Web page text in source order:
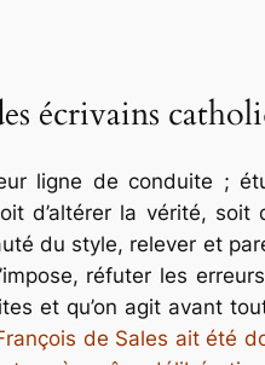
écrivains
ligne de conduite ;
d’altérer la vérité,
du style, relever et
réfuter les
et qu’on agit avant
de Sales ait été